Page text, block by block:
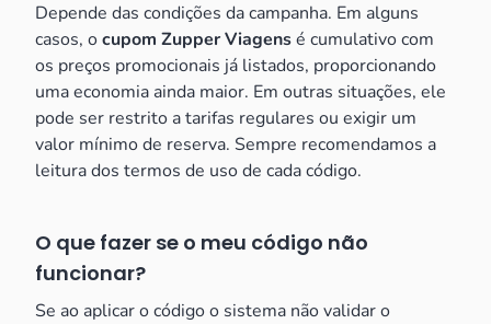
Depende das condições da campanha. Em alguns
casos, ocupom Zupper Viagensé cumulativo com
os preços promocionais já listados, proporcionando
uma economia ainda maior. Em outras situações, ele
pode ser restrito a tarifas regulares ou exigir um
valor mínimo de reserva. Sempre recomendamos a
leitura dos termos de uso de cada código.
O que fazer se o meu código não
funcionar?
Se ao aplicar o código o sistema não validar o